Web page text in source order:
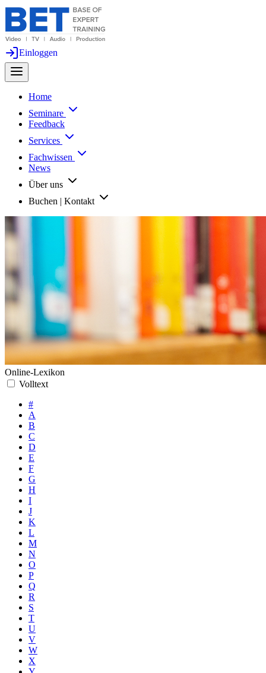
Einloggen
Home
Seminare
Feedback
Services
Fachwissen
News
Über uns
Buchen | Kontakt
Online-Lexikon
Volltext
#
A
B
C
D
E
F
G
H
I
J
K
L
M
N
O
P
Q
R
S
T
U
V
W
X